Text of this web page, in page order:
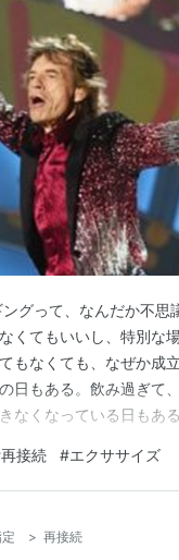
グって、なんだか不思
くてもいいし、特別な
もなくても、なぜか成
日もある。飲み過ぎて
なくなっている日もあ
ョギングならできる。
替えて、外に出て、ぶ
歩いても、立ち止まっ
再接続 #エクササイズ
> 再接続